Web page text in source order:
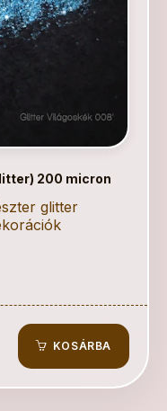
200 micron
glitter
KOSÁRBA